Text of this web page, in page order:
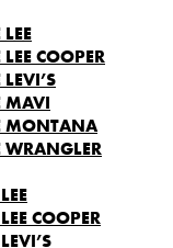
COOPER
COOPER